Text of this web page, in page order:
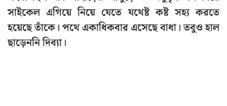
সাইকেল এগিয়ে নিয়ে যেতে যথেষ্ট কষ্ট সহ্য করতে
হয়েছে তাঁকে। পথে একাধিকবার এসেছে বাধা। তবুও হাল
ছাড়েননি দিব্যা।